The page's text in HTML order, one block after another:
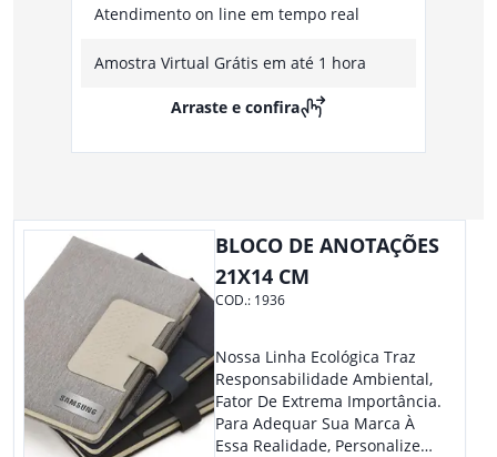
Atendimento on line em tempo real
Amostra Virtual Grátis em até 1 hora
Arraste e confira
BLOCO DE ANOTAÇÕES
21X14 CM
COD.: 1936
Nossa Linha Ecológica Traz
Responsabilidade Ambiental,
Fator De Extrema Importância.
Para Adequar Sua Marca À
Essa Realidade, Personalize